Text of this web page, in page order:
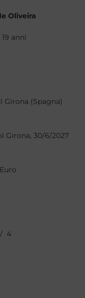
Oliveira
anni
Girona (Spagna)
30/6/2027
4